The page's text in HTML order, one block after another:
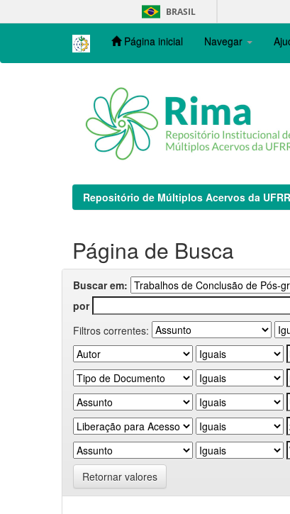
navigation
BRASIL
Página inicial Navegar
Repositório de Múltiplos Acervos da
Página de Busca
Buscar em:
por
Filtros correntes:
Retornar valores